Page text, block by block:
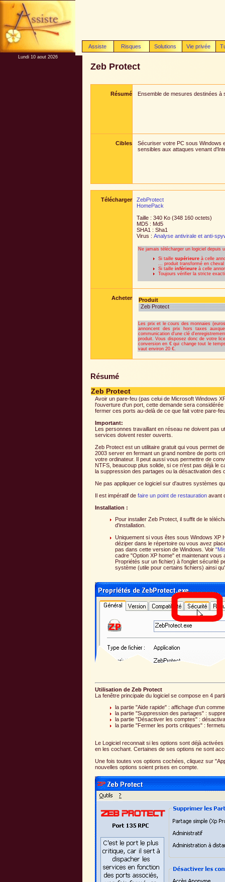
Assiste Risques Solutions Vie privée
Lundi 10 aout 2026
Zeb Protect
Résumé Ensemble de mesures destinées à
Cibles
Sécuriser votre PC sous Windows
sensibles aux attaques venant
Télécharger
ZebProtect
HomePack
Taille : 340 Ko (348 160 octets)
MD5 : Md5
SHA1 : Sha1
Virus : Analyse antivirale et anti-
Ne jamais télécharger un logiciel depuis
Si taillesupérieure à celle
... produit transformé en cheval
Si taille inférieure à celle
Toujours vérifier la stricte
Acheter
Produit
Zeb Protect
Les prix et le cours des monnaies
annoncent des prix hors taxes
communication d'une clé
produit. Vous disposez donc de votre
conversion en € qui change tout le
vaut environ 20 €.
Résumé
Zeb Protect
Avoir un pare-feu (pas celui de Microsoft Windows
l'ouverture d'un port, cette demande sera
fermer ces ports au-delà de ce que fait votre pare-
Important:
Les personnes travaillant en réseau ne doivent pas
services doivent rester ouverts.
Zeb Protect est un utilitaire gratuit qui vous permet
2003 server en fermant un grand nombre de ports
votre ordinateur. Il peut aussi vous permettre de
NTFS, beaucoup plus solide, si ce n'est pas déjà le
la suppression des partages ou la désactivation des
Ne pas appliquer ce logiciel sur d'autres systèmes
Il est impératif de faire un point de restauration avant
Installation :
Pour installer Zeb Protect, il suffit de le
d'installation.
Uniquement si vous êtes sous Windows XP
déziper dans le répertoire ou vous avez
pas dans cette version de Windows. Voir
cadre "Option XP home" et maintenant
Propriétés sur un fichier) à l'onglet sécurité
système (utile pour certains fichiers) ainsi
Utilisation de Zeb Protect
La fenêtre principale du logiciel se compose en 4
la partie "Aide rapide" : affichage d'un
la partie "Suppression des partages" :
la partie "Désactiver les comptes" :
la partie "Fermer les ports critiques" :
Le Logiciel reconnait si les options sont déjà
en les cochant. Certaines de ses options ne sont
Une fois toutes vos options cochées, cliquez sur
nouvelles options soient prises en compte.